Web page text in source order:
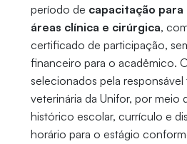
período de capacitação para
áreas clínica e cirúrgica,
certificado de participação,
financeiro para o acadêmico.
selecionados pela
veterinária da Unifor, por meio
histórico escolar, currículo e
horário para o estágio